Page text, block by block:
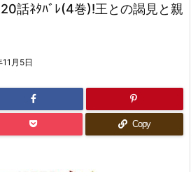
話ﾈﾀﾊﾞﾚ(4巻)!王との謁見と親
月5日
Copy